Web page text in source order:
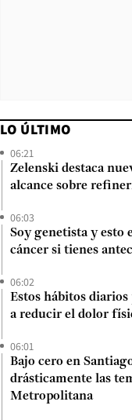
LO ÚLTIMO
06:21
Zelenski destaca
alcance sobre
06:03
Soy genetista y esto
cáncer si tienes
06:02
Estos hábitos diarios
a reducir el dolor
06:01
Bajo cero en
drásticamente las
Metropolitana